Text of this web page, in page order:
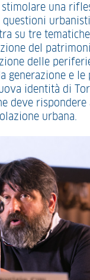
stimolare una
questioni
su tre
del
delle
generazione e
identità di
deve rispondere
urbana.